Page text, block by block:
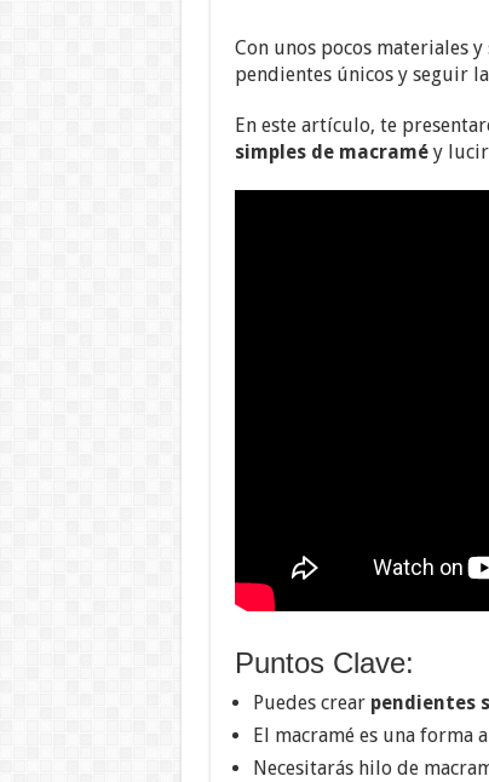
Con unos pocos materiales
pendientes únicos y seguir
En este artículo, te
simples de macraméy lucir
Puntos Clave:
Puedes crear pendientes
El macramé es una forma
Necesitarás hilo de